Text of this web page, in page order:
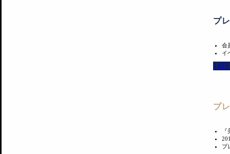
プ
会
イ
14
プ
プ